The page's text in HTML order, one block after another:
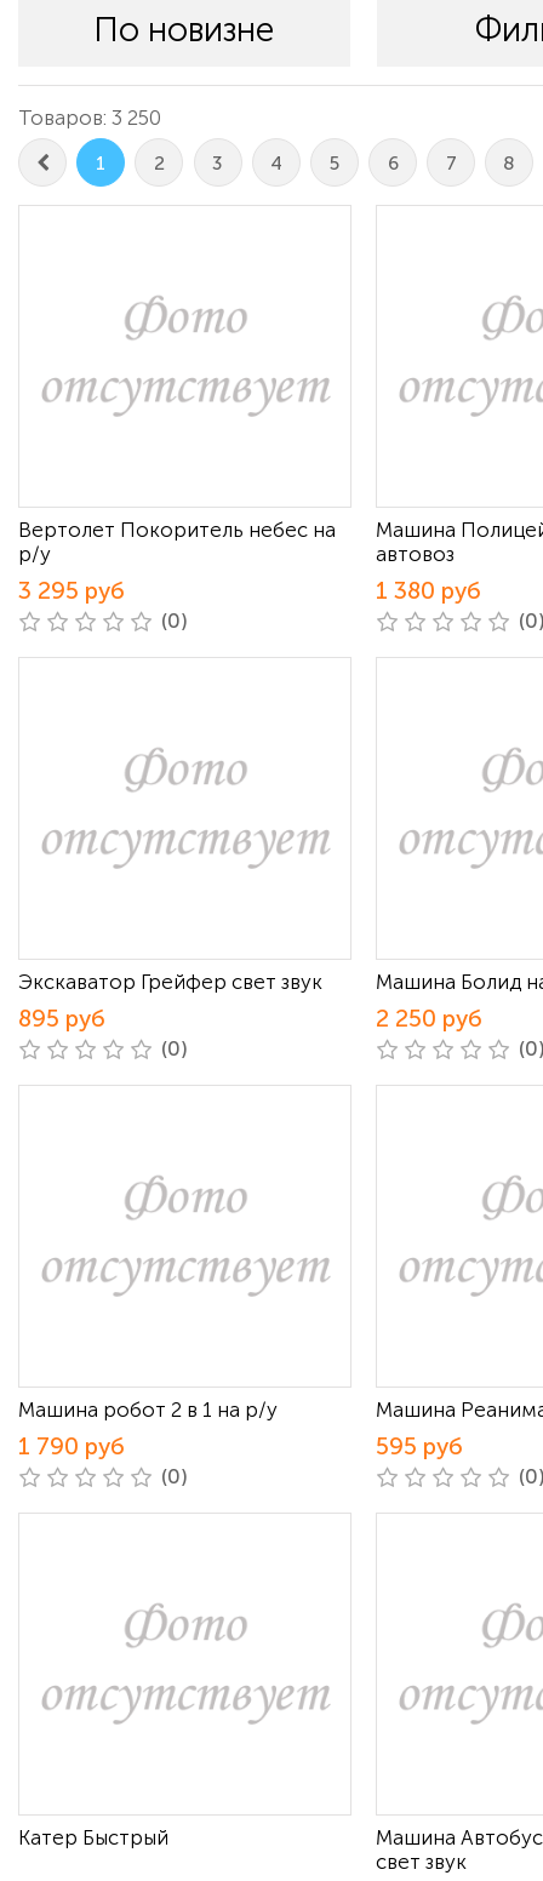
По новизне
Товаров: 3 250
1 2 3 4 5 6 7 8
Вертолет Покоритель небес на
р/у
3 295 руб
(0)
Машина
автовоз
1 380 руб
Экскаватор Грейфер свет звук
895 руб
(0)
Машина Болид
2 250 руб
Машина робот 2 в 1 на р/у
1 790 руб
(0)
Машина
595 руб
Катер Быстрый
Машина
свет звук